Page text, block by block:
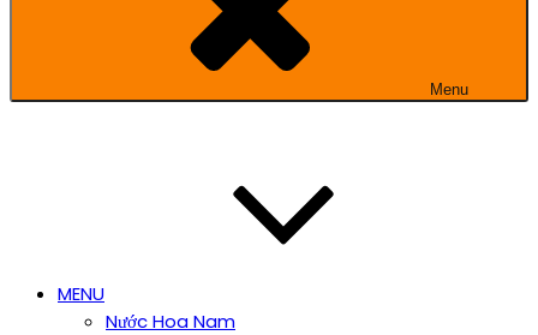
Menu
MENU
Nước Hoa Nam